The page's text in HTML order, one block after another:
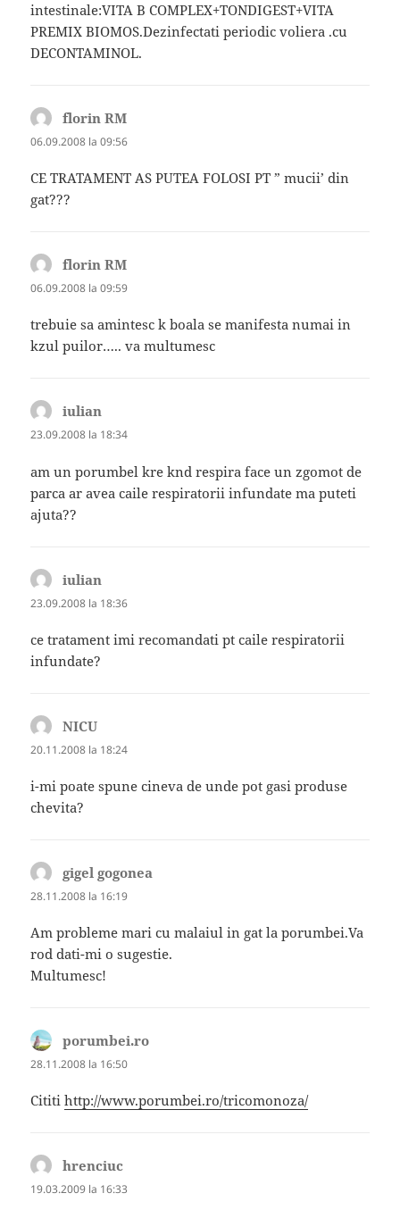
intestinale:VITA B COMPLEX+TONDIGEST+VITA
PREMIX BIOMOS.Dezinfectati periodic voliera .cu
DECONTAMINOL.
florin RM
06.09.2008 la 09:56
CE TRATAMENT AS PUTEA FOLOSI PT ” mucii’ din
gat???
florin RM
06.09.2008 la 09:59
trebuie sa amintesc k boala se manifesta numai in
kzul puilor….. va multumesc
iulian
23.09.2008 la 18:34
am un porumbel kre knd respira face un zgomot de
parca ar avea caile respiratorii infundate ma puteti
ajuta??
iulian
23.09.2008 la 18:36
ce tratament imi recomandati pt caile respiratorii
infundate?
NICU
20.11.2008 la 18:24
i-mi poate spune cineva de unde pot gasi produse
chevita?
gigel gogonea
28.11.2008 la 16:19
Am probleme mari cu malaiul in gat la porumbei.Va
rod dati-mi o sugestie.
Multumesc!
porumbei.ro
28.11.2008 la 16:50
Cititihttp://www.porumbei.ro/tricomonoza/
hrenciuc
19.03.2009 la 16:33